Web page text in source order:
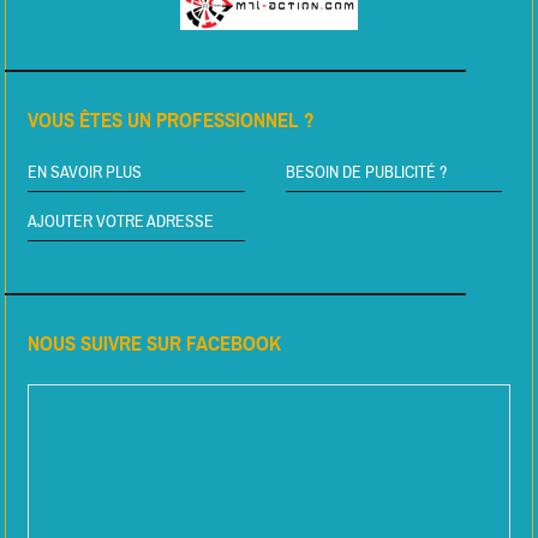
VOUS ÊTES UN PROFESSIONNEL ?
EN SAVOIR PLUS BESOIN DE PUBLICITÉ ?
AJOUTER VOTRE ADRESSE
NOUS SUIVRE SUR FACEBOOK